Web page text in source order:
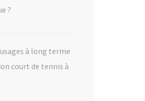
?
à long terme
court de tennis à